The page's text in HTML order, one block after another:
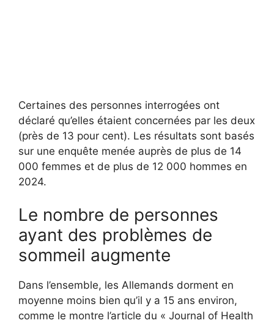
Certaines des personnes interrogées ont
déclaré qu’elles étaient concernées par les deux
(près de 13 pour cent). Les résultats sont basés
sur une enquête menée auprès de plus de 14
000 femmes et de plus de 12 000 hommes en
2024.
Le nombre de personnes
ayant des problèmes de
sommeil augmente
Dans l’ensemble, les Allemands dorment en
moyenne moins bien qu’il y a 15 ans environ,
comme le montre l’article du « Journal of Health